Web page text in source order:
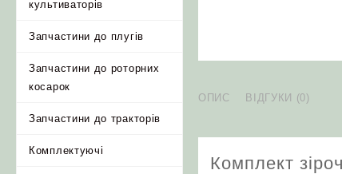
культиваторів
Запчастини до плугів
Запчастини до роторних
косарок
Запчастини до тракторів
Комплектуючі
ОПИС ВІДГУКИ (0)
Комплект